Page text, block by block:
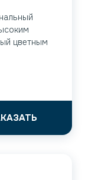
цветным